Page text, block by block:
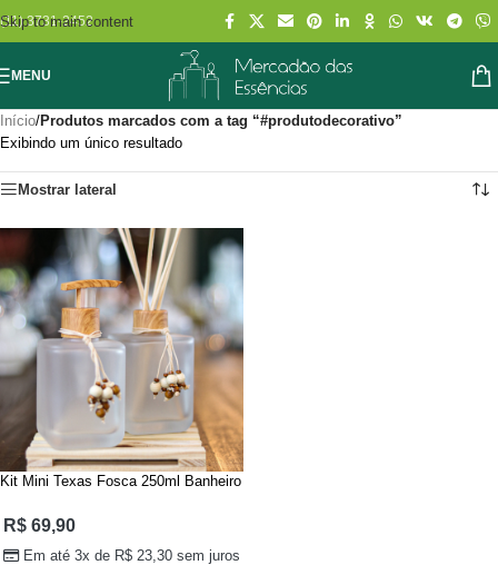
Skip to main content
(11) 3731-2452
MENU
Início/Produtos marcados com a tag “#produtodecorativo”
Exibindo um único resultado
Mostrar lateral
Kit Mini Texas Fosca 250ml Banheiro
R$69,90
Em até 3x de R$ 23,30 sem juros